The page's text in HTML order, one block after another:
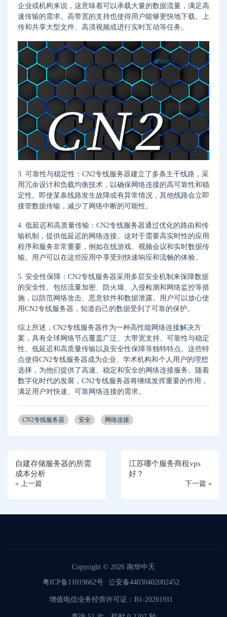
企业或机构来说，这意味着可以承载大量的数据流量，满足高
速传输的需求。高带宽的支持也使得用户能够更快地下载、上
传和共享大型文件、高清视频或进行实时互动等任务。
3. 可靠性与稳定性：CN2专线服务器建立了多条主干线路，采
用冗余设计和负载均衡技术，以确保网络连接的高可靠性和稳
定性。即使某条线路发生故障或有异常情况，其他线路会立即
接管数据传输，减少了网络中断的可能性。
4. 低延迟和高质量传输：CN2专线服务器通过优化的路由和传
输机制，提供低延迟的网络连接。这对于需要高实时性的应用
程序和服务非常重要，例如在线游戏、视频会议和实时数据传
输。用户可以在这些应用中享受到快速响应和流畅的体验。
5. 安全性保障：CN2专线服务器采用多层安全机制来保障数据
的安全性。包括流量加密、防火墙、入侵检测和网络监控等措
施，以防范网络攻击、恶意软件和数据泄露。用户可以放心使
用CN2专线服务器，知道自己的数据受到了可靠的保护。
综上所述，CN2专线服务器作为一种高性能网络连接解决方
案，具有全球网络节点覆盖广泛、大带宽支持、可靠性与稳定
性、低延迟和高质量传输以及安全性保障等独特特点。这些特
点使得CN2专线服务器成为企业、学术机构和个人用户的理想
选择，为他们提供了高速、稳定和安全的网络连接服务。随着
数字化时代的发展，CN2专线服务器将继续发挥重要的作用，
满足用户对快速、可靠网络连接的需求。
CN2专线服务器 安全 网络连接
自建存储服务器的所需
成本分析
« 上一篇
江苏哪个服务商租vps
好？
下一篇 »
Copyright © 2026 南华中天
粤ICP备11019662号
公安备44030402002452
增值电信业务经营许可证：B1-20201911